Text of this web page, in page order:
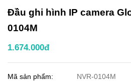
Đầu ghi hình IP camera
0104M
1.674.000đ
Mã sản phẩm: NVR-0104M